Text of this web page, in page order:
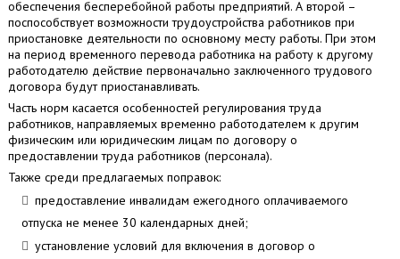
обеспечения бесперебойной работы предприятий. А второй –
поспособствует возможности трудоустройства работников при
приостановке деятельности по основному месту работы. При этом
на период временного перевода работника на работу к другому
работодателю действие первоначально заключенного трудового
договора будут приостанавливать.
Часть норм касается особенностей регулирования труда
работников, направляемых временно работодателем к другим
физическим или юридическим лицам по договору о
предоставлении труда работников (персонала).
Также среди предлагаемых поправок:
предоставление инвалидам ежегодного оплачиваемого
отпуска не менее 30 календарных дней;
установление условий для включения в договор о